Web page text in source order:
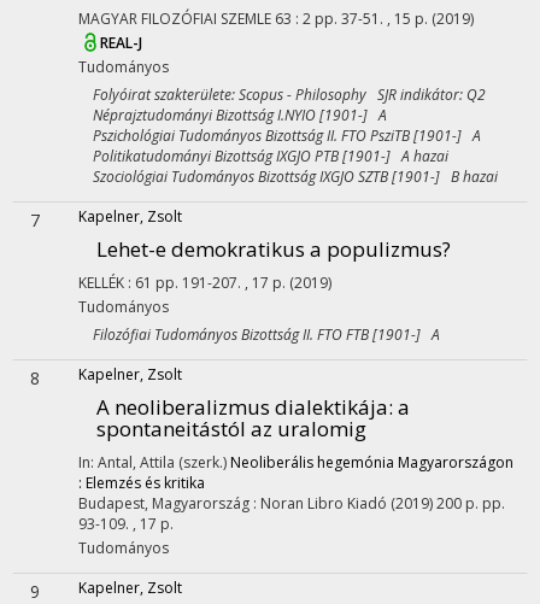
MAGYAR FILOZÓFIAI SZEMLE 63 : 2 pp. 37-51. , 15 p. (2019)
REAL-J
Tudományos
Folyóirat szakterülete: Scopus - Philosophy SJR indikátor: Q2
Néprajztudományi Bizottság I.NYIO [1901-] A
Pszichológiai Tudományos Bizottság II. FTO PsziTB [1901-] A
Politikatudományi Bizottság IXGJO PTB [1901-] A hazai
Szociológiai Tudományos Bizottság IXGJO SZTB [1901-] B hazai
7 Kapelner, Zsolt
Lehet-e demokratikus a populizmus?
KELLÉK : 61 pp. 191-207. , 17 p. (2019)
Tudományos
Filozófiai Tudományos Bizottság II. FTO FTB [1901-] A
8 Kapelner, Zsolt
A neoliberalizmus dialektikája: a
spontaneitástól az uralomig
In: Antal, Attila (szerk.) Neoliberális hegemónia Magyarországon
: Elemzés és kritika
Budapest, Magyarország : Noran Libro Kiadó (2019)200 p. pp.
93-109. , 17 p.
Tudományos
9 Kapelner, Zsolt